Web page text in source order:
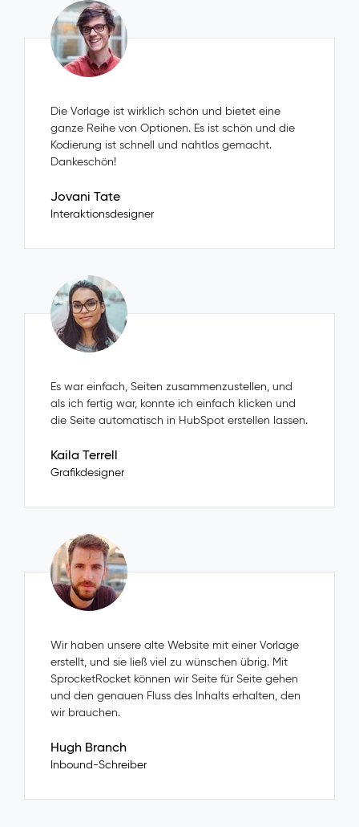
Die Vorlage ist wirklich schön und bietet eine
ganze Reihe von Optionen. Es ist schön und die
Kodierung ist schnell und nahtlos gemacht.
Dankeschön!
Jovani Tate
Interaktionsdesigner
Es war einfach, Seiten zusammenzustellen, und
als ich fertig war, konnte ich einfach klicken und
die Seite automatisch in HubSpot erstellen lassen.
Kaila Terrell
Grafikdesigner
Wir haben unsere alte Website mit einer Vorlage
erstellt, und sie ließ viel zu wünschen übrig. Mit
SprocketRocket können wir Seite für Seite gehen
und den genauen Fluss des Inhalts erhalten, den
wir brauchen.
Hugh Branch
Inbound-Schreiber